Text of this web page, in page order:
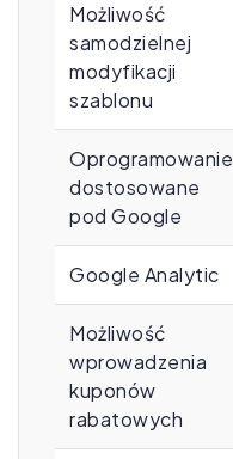
Możliwość
samodzielnej
modyfikacji
szablonu
Oprogramowanie
dostosowane
pod Google
Google Analytic
Możliwość
wprowadzenia
kuponów
rabatowych